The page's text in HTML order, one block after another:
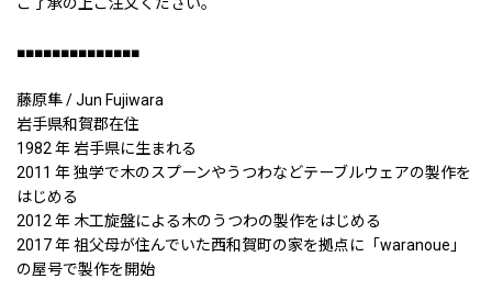
■■■■■■■■■■■■■■
藤原隼 / Jun Fujiwara
岩手県和賀郡在住
1982 年 岩手県に生まれる
2011 年 独学で木のスプーンやうつわなどテーブルウェアの製作を
はじめる
2012 年 木工旋盤による木のうつわの製作をはじめる
2017 年 祖父母が住んでいた西和賀町の家を拠点に「waranoue」
の屋号で製作を開始